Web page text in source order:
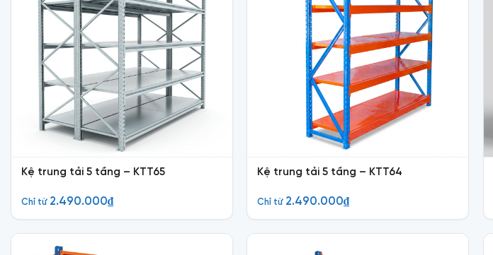
Kệ trung tải 5 tầng – KTT65
Chỉ từ 2.490.000₫
Kệ trung tải 5 tầng – KTT64
Chỉ từ 2.490.000₫